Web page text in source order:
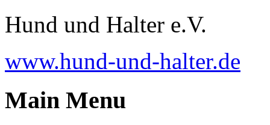
Hund und Halter e.V.
www.hund-und-halter.de
Main Menu